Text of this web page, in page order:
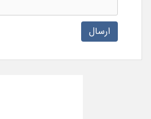
ارسال